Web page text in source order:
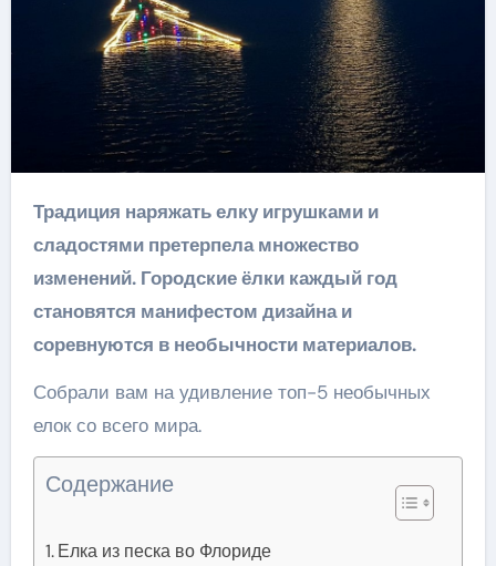
Традиция наряжать елку игрушками и
сладостями претерпела множество
изменений. Городские ёлки каждый год
становятся манифестом дизайна и
соревнуются в необычности материалов.
Собрали вам на удивление топ-5 необычных
елок со всего мира.
Содержание
Елка из песка во Флориде